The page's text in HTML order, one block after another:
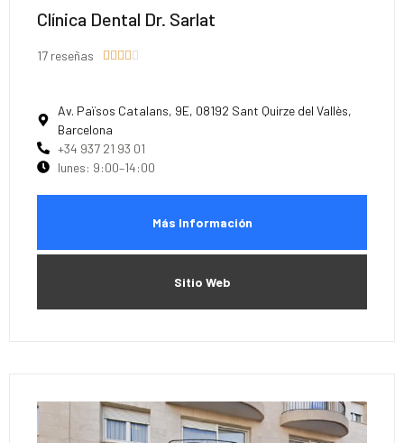
Clínica Dental Dr. Sarlat
17 reseñas     
Av. Països Catalans, 9E, 08192 Sant Quirze del Vallès,
Barcelona
+34 937 21 93 01
lunes: 9:00–14:00
Más Información
Sitio Web